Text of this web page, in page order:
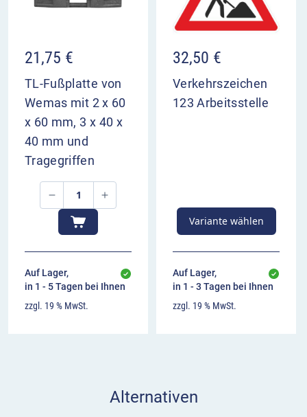
21,75 €
TL-Fußplatte von
Wemas mit 2 x 60
x 60 mm, 3 x 40 x
40 mm und
Tragegriffen
Auf Lager,
in 1 - 5 Tagen bei Ihnen
zzgl. 19 % MwSt.
32,50 €
Verkehrszeichen
123 Arbeitsstelle
Variante wählen
Auf Lager,
in 1 - 3 Tagen bei Ihnen
zzgl. 19 % MwSt.
Alternativen